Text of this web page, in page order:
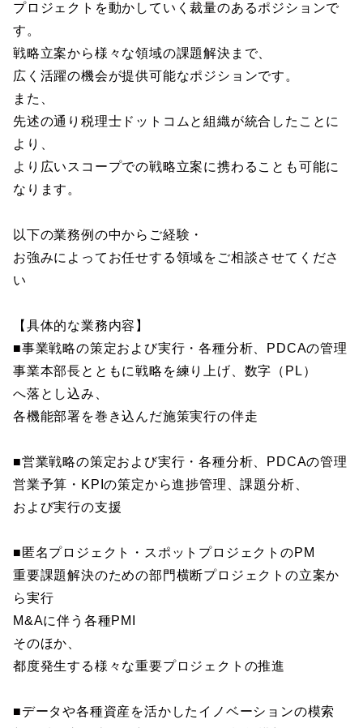
プロジェクトを動かしていく裁量のあるポジションで
す。
戦略立案から様々な領域の課題解決まで、
広く活躍の機会が提供可能なポジションです。
また、
先述の通り税理士ドットコムと組織が統合したことに
より、
より広いスコープでの戦略立案に携わることも可能に
なります。
以下の業務例の中からご経験・
お強みによってお任せする領域をご相談させてくださ
い
【具体的な業務内容】
■事業戦略の策定および実行・各種分析、PDCAの管理
事業本部長とともに戦略を練り上げ、数字（PL）
へ落とし込み、
各機能部署を巻き込んだ施策実行の伴走
■営業戦略の策定および実行・各種分析、PDCAの管理
営業予算・KPIの策定から進捗管理、課題分析、
および実行の支援
■匿名プロジェクト・スポットプロジェクトのPM
重要課題解決のための部門横断プロジェクトの立案か
ら実行
M&Aに伴う各種PMI
そのほか、
都度発生する様々な重要プロジェクトの推進
■データや各種資産を活かしたイノベーションの模索